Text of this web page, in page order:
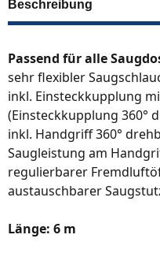
Beschreibung
Passend für alle
sehr flexibler
inkl. Einsteckkupplung
(Einsteckkupplung 360°
inkl. Handgriff 360°
Saugleistung am
regulierbarer
austauschbarer
Länge: 6 m